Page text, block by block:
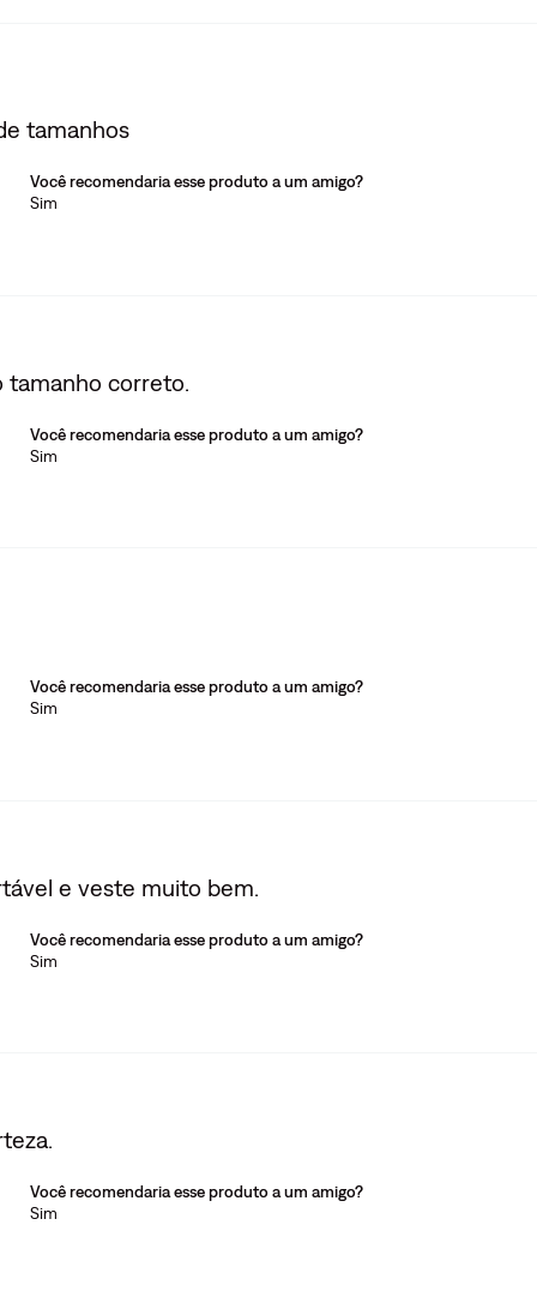
tamanhos
Você recomendaria esse produto a um amigo?
Sim
tamanho correto.
Você recomendaria esse produto a um amigo?
Sim
Você recomendaria esse produto a um amigo?
Sim
e veste muito bem.
Você recomendaria esse produto a um amigo?
Sim
Você recomendaria esse produto a um amigo?
Sim